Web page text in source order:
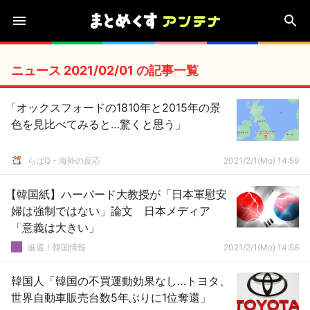
ニュース 2021/02/01 の記事一覧
「オックスフォードの1810年と2015年の景
色を見比べてみると…驚くと思う」
らばQ - 海外の反応 2021/2/1(Mo) 14:59
【韓国紙】ハーバード大教授が「日本軍慰安
婦は強制ではない」論文 日本メディア
「意義は大きい」
厳選！韓国情報 2021/2/1(Mo) 14:58
韓国人「韓国の不買運動効果なし…トヨタ、
世界自動車販売台数5年ぶりに1位奪還」